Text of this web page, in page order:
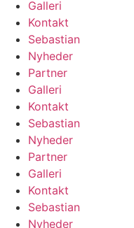
Galleri
Kontakt
Sebastian
Nyheder
Partner
Galleri
Kontakt
Sebastian
Nyheder
Partner
Galleri
Kontakt
Sebastian
Nyheder